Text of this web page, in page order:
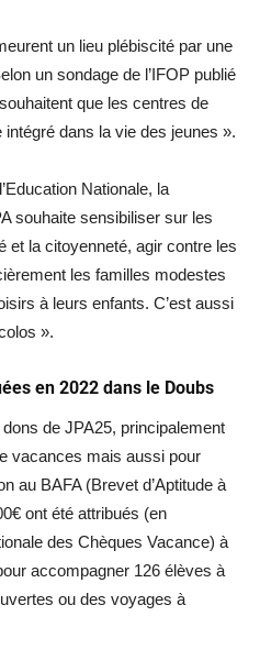
un lieu plébiscité par une
un sondage de l’IFOP publié
que les centres de
dans la vie des jeunes ».
Nationale, la
souhaite sensibiliser sur les
et la citoyenneté, agir contre les
les familles modestes
à leurs enfants. C’est aussi
».
en 2022 dans le Doubs
de JPA25, principalement
vacances mais aussi pour
au BAFA (Brevet d’Aptitude à
ont été attribués (en
des Chèques Vacance) à
accompagner 126 élèves à
ou des voyages à